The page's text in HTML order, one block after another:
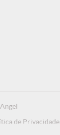
de Privacidade